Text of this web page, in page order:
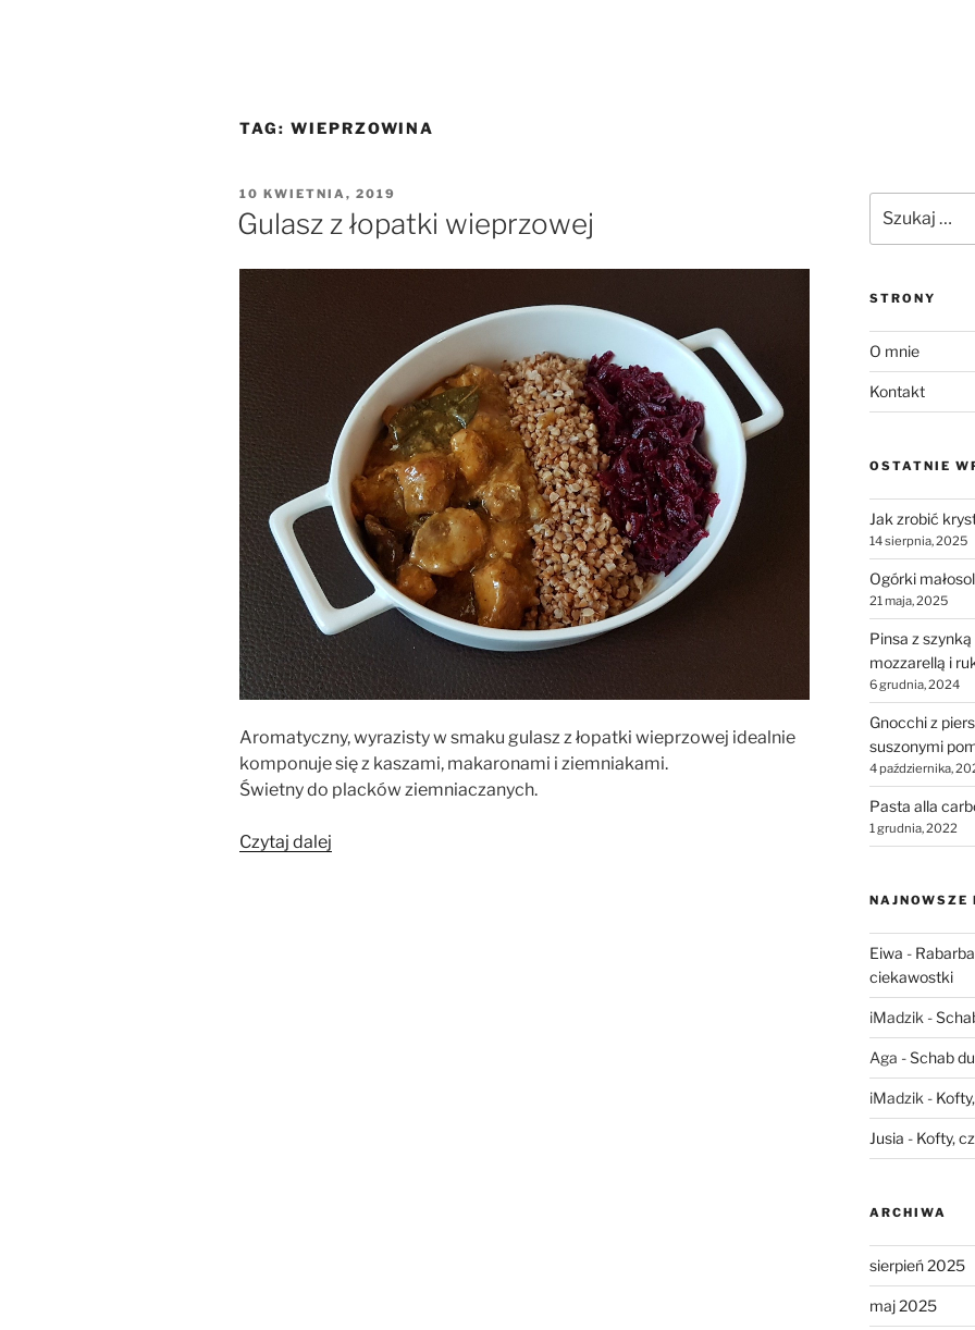
TAG: WIEPRZOWINA
OPUBLIKOWANE
W
10 KWIETNIA, 2019
Gulasz z łopatki wieprzowej
Aromatyczny, wyrazisty w smaku gulasz z łopatki wieprzowej idealnie
komponuje się z kaszami, makaronami i ziemniakami.
Świetny do placków ziemniaczanych.
Czytaj dalej
STRONY
O mnie
Kontakt
OSTATNIE
Jak zrobić
14 sierpnia, 2025
Ogórki
21 maja, 2025
Pinsa z
mozzarellą i
6 grudnia, 2024
Gnocchi z
suszonymi
4 października,
Pasta alla
1 grudnia, 2022
NAJNOWSZE
Eiwa -
ciekawostki
iMadzik -
Aga -Schab
iMadzik -
Jusia - Kofty,
ARCHIWA
sierpień 2025
maj 2025